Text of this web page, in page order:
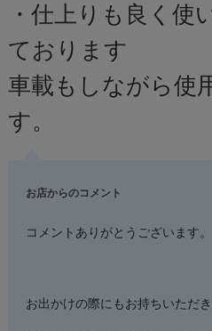
・仕上りも良く使
ております
車載もしながら使
す。
お店からのコメント
コメントありがとうございます。
お出かけの際にもお持ちいただ